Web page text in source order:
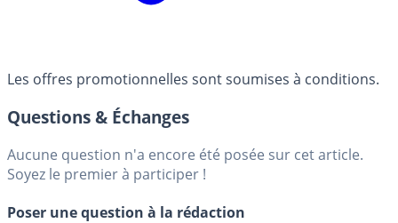
Les offres promotionnelles sont soumises à conditions.
Questions & Échanges
Aucune question n'a encore été posée sur cet article.
Soyez le premier à participer !
Poser une question à la rédaction